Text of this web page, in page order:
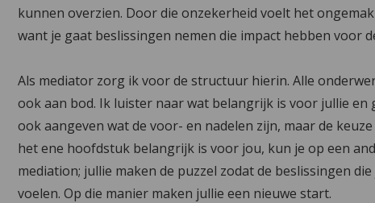
kunnen overzien. Door die onzekerheid voelt het
want je gaat beslissingen nemen die impact hebben voor
Als mediator zorg ik voor de structuur hierin. Alle
ook aan bod. Ik luister naar wat belangrijk is voor jullie en
ook aangeven wat de voor- en nadelen zijn, maar de
het ene hoofdstuk belangrijk is voor jou, kun je op een
mediation; jullie maken de puzzel zodat de beslissingen
voelen. Op die manier maken jullie een nieuwe start.